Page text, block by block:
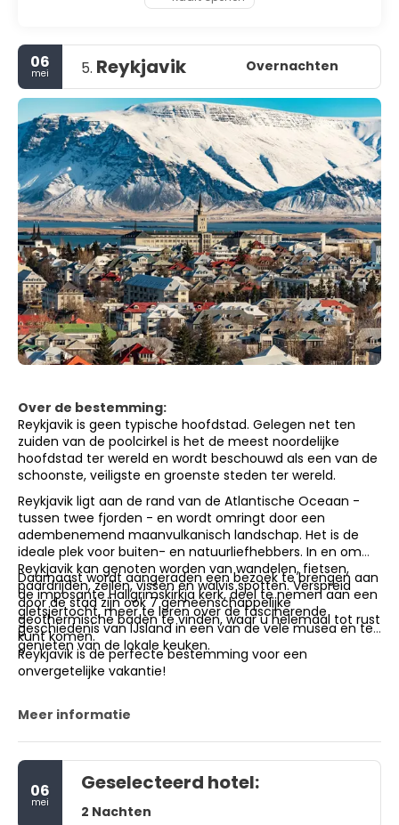
06
mei 5. Reykjavik Overnachten
Over de bestemming:
Reykjavik is geen typische hoofdstad. Gelegen net ten
zuiden van de poolcirkel is het de meest noordelijke
hoofdstad ter wereld en wordt beschouwd als een van de
schoonste, veiligste en groenste steden ter wereld.
Reykjavik ligt aan de rand van de Atlantische Oceaan -
tussen twee fjorden - en wordt omringt door een
adembenemend maanvulkanisch landschap. Het is de
ideale plek voor buiten- en natuurliefhebbers. In en om
Reykjavik kan genoten worden van wandelen, fietsen,
paardrijden, zeilen, vissen en walvis spotten. Verspreid
door de stad zijn ook 7 gemeenschappelijke
geothermische baden te vinden, waar u helemaal tot rust
kunt komen.
Daarnaast wordt aangeraden een bezoek te brengen aan
de imposante Hallgrimskirkja kerk, deel te nemen aan een
gletsjertocht, meer te leren over de fascinerende
geschiedenis van IJsland in een van de vele musea en te
genieten van de lokale keuken.
Reykjavik is de perfecte bestemming voor een
onvergetelijke vakantie!
Meer informatie
06
mei
Geselecteerd hotel:
2 Nachten